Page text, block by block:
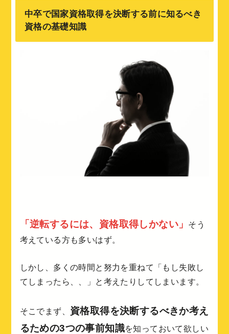
中卒で国家資格取得を決断する前に知るべき
資格の基礎知識
「逆転するには、資格取得しかない」
そう
考えている方も多いはず。
しかし、多くの時間と努力を重ねて「もし失敗し
てしまったら、、」と考えたりしてしまいます。
そこでまず、 資格取得を決断するべきか考え
るための3つの事前知識を知っておいて欲しい